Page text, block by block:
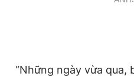
“Những ngày vừa qua,